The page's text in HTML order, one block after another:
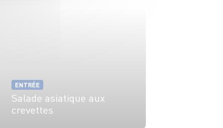
ENTRÉE
Salade asiatique aux
crevettes